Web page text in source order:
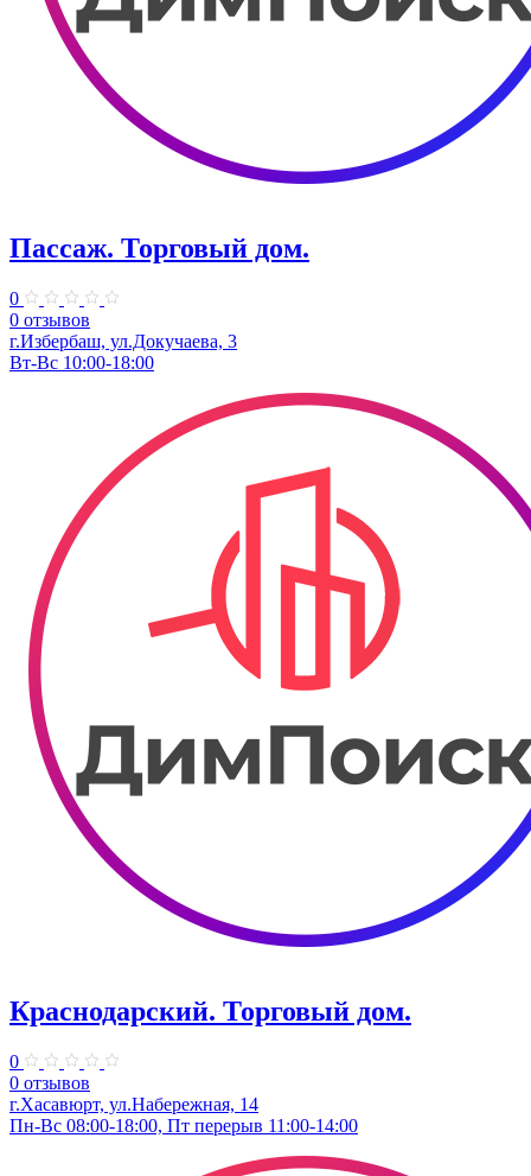
Пассаж. Торговый дом.
0
0 отзывов
г.Избербаш, ул.Докучаева, 3
Вт-Вс 10:00-18:00
Краснодарский. Торговый дом.
0
0 отзывов
г.Хасавюрт, ул.Набережная, 14
Пн-Вс 08:00-18:00, Пт перерыв 11:00-14:00